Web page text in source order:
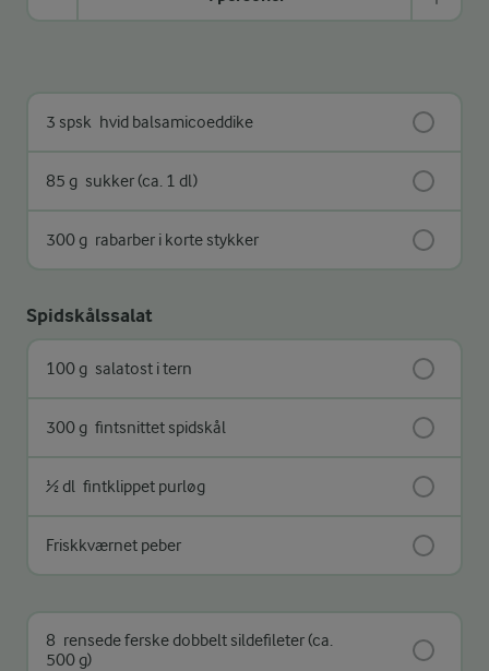
3 spsk hvid balsamicoeddike
85 g sukker (ca. 1 dl)
300 g rabarber i korte stykker
Spidskålssalat
100 g salatost i tern
300 g fintsnittet spidskål
½ dl fintklippet purløg
Friskkværnet peber
8 rensede ferske dobbelt sildefileter (ca.
500 g)